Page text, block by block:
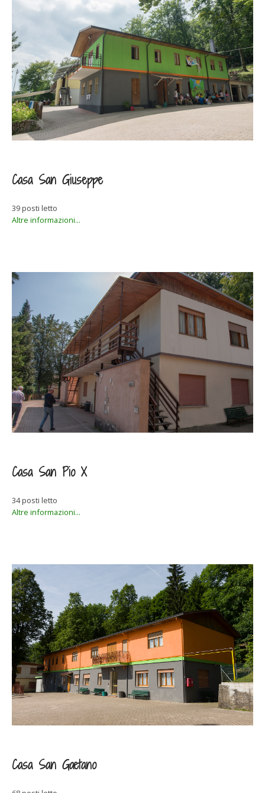
Casa San Giuseppe
39 posti letto
Altre informazioni...
Casa San Pio X
34 posti letto
Altre informazioni...
Casa San Gaetano